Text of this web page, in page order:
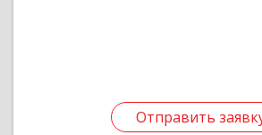
Отправить
Отправить